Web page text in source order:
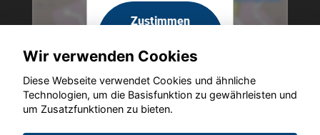
Zustimmen
aktivieren
Wir verwenden Cookies
Diese Webseite verwendet Cookies und ähnliche
Technologien, um die Basisfunktion zu gewährleisten und
um Zusatzfunktionen zu bieten.